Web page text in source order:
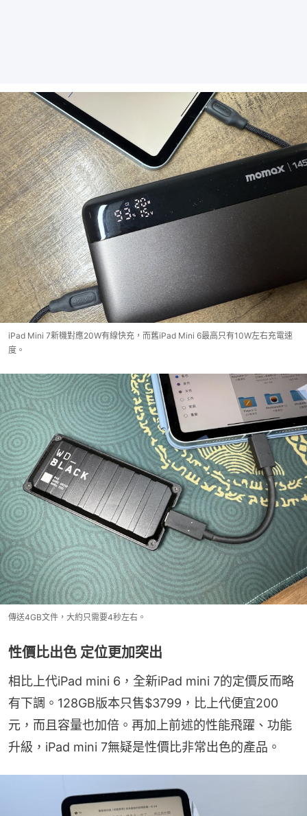
iPad Mini 7新機對應20W有線快充，而舊iPad Mini 6最高只有10W左右充電速
度。
傳送4GB文件，大約只需要4秒左右。
性價比出色 定位更加突出
相比上代iPad mini 6，全新iPad mini 7的定價反而略
有下調。128GB版本只售$3799，比上代便宜200
元，而且容量也加倍。再加上前述的性能飛躍、功能
升級，iPad mini 7無疑是性價比非常出色的產品。